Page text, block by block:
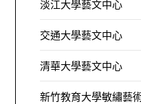
淡江大學藝文中心
交通大學藝文中心
清華大學藝文中心
新竹教育大學敏繡藝